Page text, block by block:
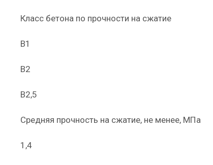
Класс бетона по прочности на сжатие
В1
В2
В2,5
Средняя прочность на сжатие, не менее, МПа
1,4